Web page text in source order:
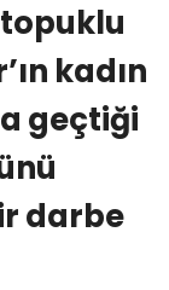
kadın
geçtiği
darbe